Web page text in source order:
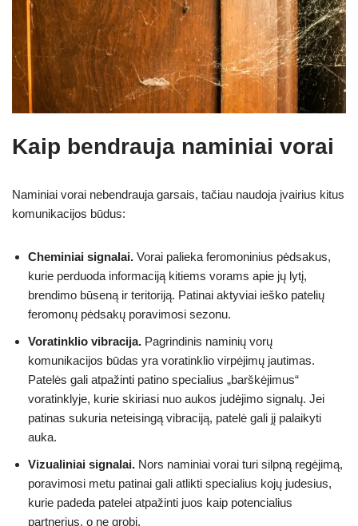
Kaip bendrauja naminiai vorai
Naminiai vorai nebendrauja garsais, tačiau naudoja įvairius kitus
komunikacijos būdus:
Cheminiai signalai. Vorai palieka feromoninius pėdsakus,
kurie perduoda informaciją kitiems vorams apie jų lytį,
brendimo būseną ir teritoriją. Patinai aktyviai ieško patelių
feromonų pėdsakų poravimosi sezonu.
Voratinklio vibracija. Pagrindinis naminių vorų
komunikacijos būdas yra voratinklio virpėjimų jautimas.
Patelės gali atpažinti patino specialius „barškėjimus“
voratinklyje, kurie skiriasi nuo aukos judėjimo signalų. Jei
patinas sukuria neteisingą vibraciją, patelė gali jį palaikyti
auka.
Vizualiniai signalai. Nors naminiai vorai turi silpną regėjimą,
poravimosi metu patinai gali atlikti specialius kojų judesius,
kurie padeda patelei atpažinti juos kaip potencialius
partnerius, o ne grobį.